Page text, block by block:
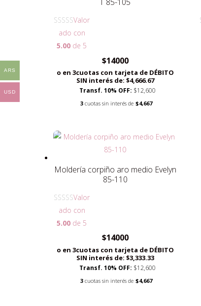
T 85-105
Valor
ado con
5.00 de 5
$14000
o en 3cuotas con tarjeta de DÉBITO
SIN interés de: $4,666.67
Transf. 10% OFF: $12,600
3cuotas sin interés de $4,667
Moldería corpiño aro medio Evelyn
85-110
Valor
ado con
5.00 de 5
$14000
o en 3cuotas con tarjeta de DÉBITO
SIN interés de: $3,333.33
Transf. 10% OFF: $12,600
3cuotas sin interés de $4,667
ARS
USD